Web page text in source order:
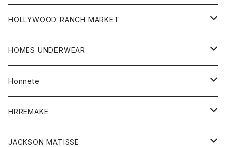
シャツ
カーディガン
ボトム
グッズ
帽子
ストール
HOLLYWOOD RANCH MARKET
アウター
カーディガン
コート
アクセサリー
ウォレット
ストール
キッズ
Tシャツ
グッズ
HOMES UNDERWEAR
アウター
カーディガン
コート
キッズ
Tシャツ
グッズ
Honnete
ブラウス
ワンピース
HRREMAKE
バック
JACKSON MATISSE